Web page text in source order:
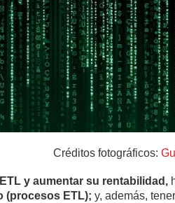
Créditos fotográficos:
y aumentar su rentabilidad,
(procesos ETL); y, además,